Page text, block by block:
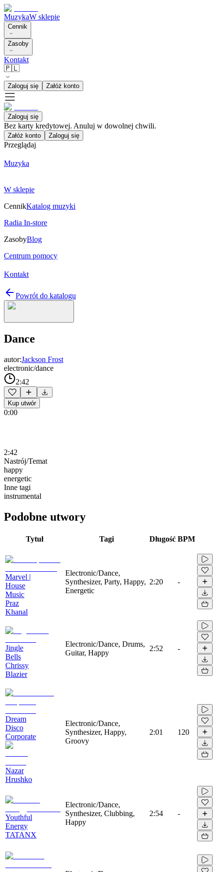
MuzykaW sklepie
Cennik
Zasoby
Kontakt
🇵🇱
Zaloguj się Załóż konto
Zaloguj się
Bez karty kredytowej. Anuluj w dowolnej chwili.
Załóż konto Zaloguj się
Przeglądaj
Muzyka
W sklepie
CennikKatalog muzyki
Radia In-store
ZasobyBlog
Centrum pomocy
Kontakt
Powrót do katalogu
Dance
autor:Jackson Frost
electronic/dance
2:42
Kup utwór
0:00
2:42
Nastrój/Temat
happy
energetic
Inne tagi
instrumental
Podobne utwory
Tytuł Tagi Długość BPM
Marvel |
House
Music
Praz
Khanal
Electronic/Dance,
Synthesizer, Party, Happy,
Energetic
2:20 -
Jingle
Bells
Chrissy
Blazier
Electronic/Dance, Drums,
Guitar, Happy
2:52 -
Dream
Disco
Corporate
Nazar
Hrushko
Electronic/Dance,
Synthesizer, Happy,
Groovy
2:01 120
Youthful
Energy
TATANX
Electronic/Dance,
Synthesizer, Clubbing,
Happy
2:54 -